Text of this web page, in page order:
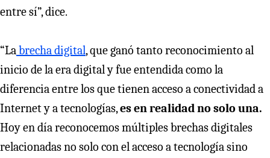
entre sí”, dice.
“Labrecha digital, que ganó tanto reconocimiento al
inicio de la era digital y fue entendida como la
diferencia entre los que tienen acceso a conectividad a
Internet y a tecnologías,es en realidad no solo una.
Hoy en día reconocemos múltiples brechas digitales
relacionadas no solo con el acceso a tecnología sino